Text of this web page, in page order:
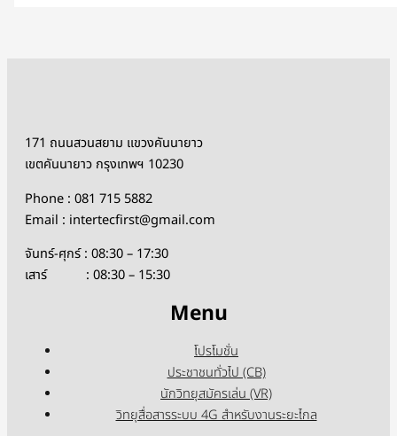
171 ถนนสวนสยาม แขวงคันนายาว
เขตคันนายาว กรุงเทพฯ 10230
Phone : 081 715 5882
Email : intertecfirst@gmail.com
จันทร์-ศุกร์ : 08:30 – 17:30
เสาร์ : 08:30 – 15:30
Menu
โปรโมชั่น
ประชาชนทั่วไป (CB)
นักวิทยุสมัครเล่น (VR)
วิทยุสื่อสารระบบ 4G สำหรับงานระยะไกล